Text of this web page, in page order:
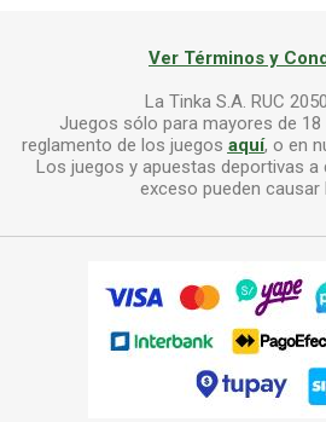
Ver Términos y
La Tinka S.A. RUC
Juegos sólo para mayores de 18
reglamento de los juegos aquí, o en
Los juegos y apuestas deportivas
exceso pueden causar